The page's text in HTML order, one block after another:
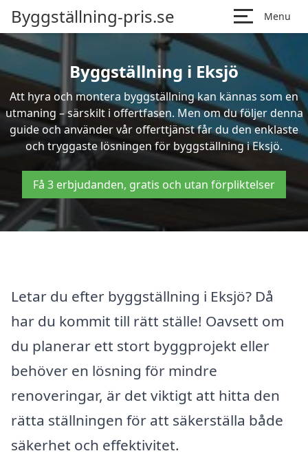
Byggställning-pris.se Menu
Byggställning i Eksjö
Att hyra och montera byggställning kan kännas som en
utmaning – särskilt i offertfasen. Men om du följer denna
guide och använder vår offerttjänst får du den enklaste
och tryggaste lösningen för byggställning i Eksjö.
Få 3 erbjudanden, gratis och utan förpliktelser
Letar du efter byggställning i Eksjö? Då
har du kommit till rätt ställe! Oavsett om
du planerar ett stort byggprojekt eller
behöver en lösning för mindre
renoveringar, är det viktigt att hitta den
rätta ställningen för att säkerställa både
säkerhet och effektivitet.